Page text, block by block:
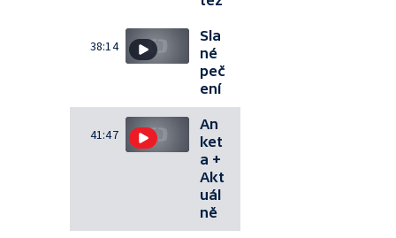
38:14
Sla
né
peč
ení
41:47
An
ket
a +
Akt
uál
ně